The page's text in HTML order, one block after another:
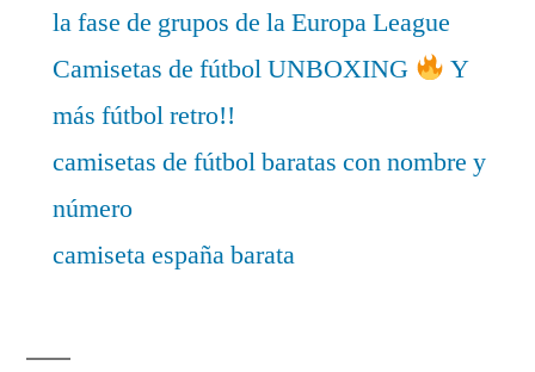
la fase de grupos de la Europa League
Camisetas de fútbol UNBOXING
Y
más fútbol retro!!
camisetas de fútbol baratas con nombre y
número
camiseta españa barata